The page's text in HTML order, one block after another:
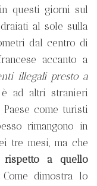
questi giorni sul
al sole sulla
dal centro di
accanto a
illegali presto a
ad altri stranieri
come turisti
rimangono in
tre mesi, ma che
rispetto a quello
Come dimostra lo